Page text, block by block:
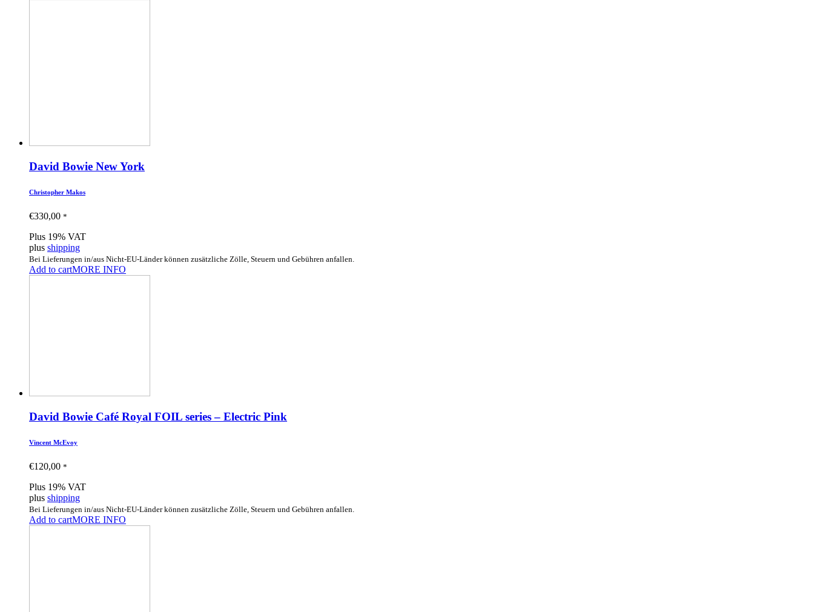
David Bowie New York
Christopher Makos
€330,00 *
Plus 19% VAT
plus shipping
Bei Lieferungen in/aus Nicht-EU-Länder können zusätzliche Zölle, Steuern und Gebühren anfallen.
Add to cartMORE INFO
David Bowie Café Royal FOIL series – Electric Pink
Vincent McEvoy
€120,00 *
Plus 19% VAT
plus shipping
Bei Lieferungen in/aus Nicht-EU-Länder können zusätzliche Zölle, Steuern und Gebühren anfallen.
Add to cartMORE INFO